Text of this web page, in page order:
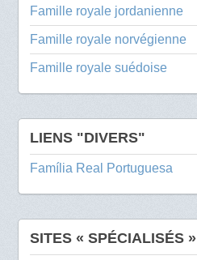
Famille royale jordanienne
Famille royale norvégienne
Famille royale suédoise
LIENS "DIVERS"
Família Real Portuguesa
SITES « SPÉCIALISÉS »